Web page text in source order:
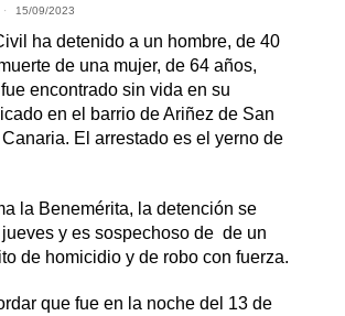
15/09/2023
ha detenido a un hombre, de 40
de una mujer, de 64 años,
encontrado sin vida en su
en el barrio de Ariñez de San
Canaria. El arrestado es el yerno de
la Benemérita, la detención se
y es sospechoso de de un
de homicidio y de robo con fuerza.
que fue en la noche del 13 de